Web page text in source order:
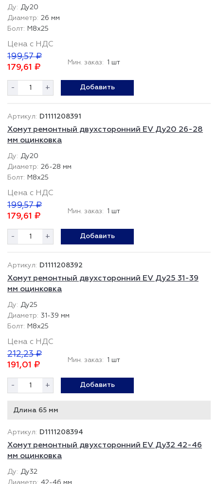
Ду20
26 мм
М8х25
Цена с НДС
199,57 ₽
179,61 ₽
Мин. заказ: 1 шт
- + Добавить
D1111208391
Хомут ремонтный двухсторонний EV Ду20 26-28
мм оцинковка
Ду20
26-28 мм
М8х25
Цена с НДС
199,57 ₽
179,61 ₽
Мин. заказ: 1 шт
- + Добавить
D1111208392
Хомут ремонтный двухсторонний EV Ду25 31-39
мм оцинковка
Ду25
31-39 мм
М8х25
Цена с НДС
212,23 ₽
191,01 ₽
Мин. заказ: 1 шт
- + Добавить
Длина 65 мм
D1111208394
Хомут ремонтный двухсторонний EV Ду32 42-46
мм оцинковка
Ду32
42-46 мм